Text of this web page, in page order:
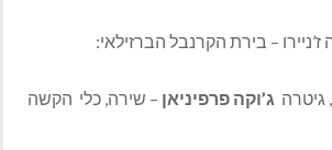
– בירת הקרנבל הברזילאי:
גיטרה ג’וקה פרפיניאן – שירה, כלי הקשה